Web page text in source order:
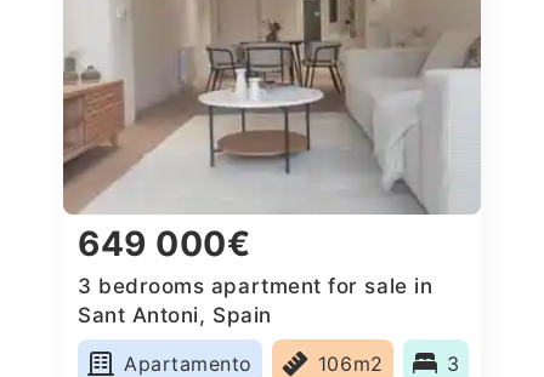
649 000€
3 bedrooms apartment for sale in
Sant Antoni, Spain
Apartamento
106m2 3